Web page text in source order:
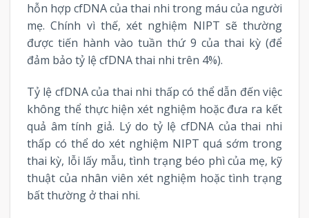
hỗn hợp cfDNA của thai nhi trong máu của người
mẹ. Chính vì thế, xét nghiệm NIPT sẽ thường
được tiến hành vào tuần thứ 9 của thai kỳ (để
đảm bảo tỷ lệ cfDNA thai nhi trên 4%).
Tỷ lệ cfDNA của thai nhi thấp có thể dẫn đến việc
không thể thực hiện xét nghiệm hoặc đưa ra kết
quả âm tính giả. Lý do tỷ lệ cfDNA của thai nhi
thấp có thể do xét nghiệm NIPT quá sớm trong
thai kỳ, lỗi lấy mẫu, tình trạng béo phì của mẹ, kỹ
thuật của nhân viên xét nghiệm hoặc tình trạng
bất thường ở thai nhi.